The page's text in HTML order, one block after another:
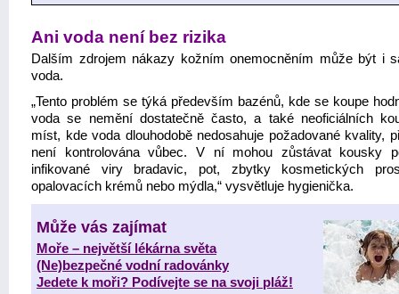
Ani voda není bez rizika
Dalším zdrojem nákazy kožním onemocněním může být i
voda.
„Tento problém se týká především bazénů, kde se koupe
voda se nemění dostatečně často, a také neoficiálních
míst, kde voda dlouhodobě nedosahuje požadované kvality,
není kontrolována vůbec. V ní mohou zůstávat kousky
infikované viry bradavic, pot, zbytky kosmetických
opalovacích krémů nebo mýdla,“ vysvětluje hygienička.
Může vás zajímat
Moře – největší lékárna světa
(Ne)bezpečné vodní radovánky
Jedete k moři? Podívejte se na svoji pláž!